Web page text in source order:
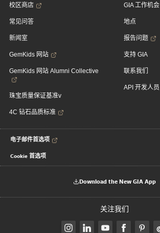
校区商店
常见问答
新闻室
GemKids 网站
GemKids 网站 Alumni Collective
珠宝质量保证基准v
4C 钻石品质标准
GIA 工作机会
地点
报告问题
支持 GIA
联系我们
API 开发人员
电子邮件首选项
Cookie 首选项
Download the New GIA App
关注我们